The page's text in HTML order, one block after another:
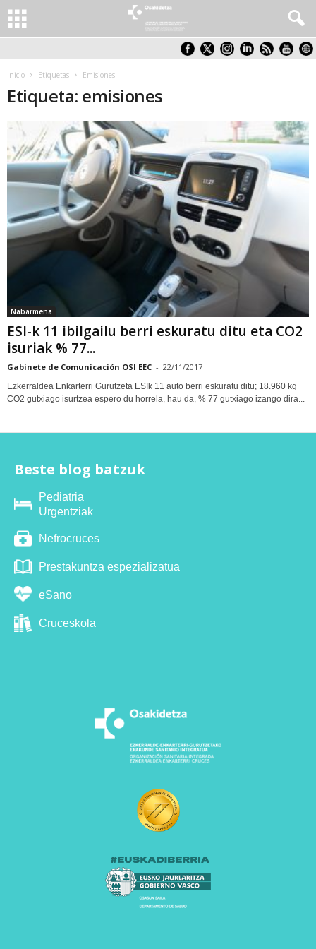
Inicio Etiquetas Emisiones
Etiqueta: emisiones
Nabarmena
ESI-k 11 ibilgailu berri eskuratu ditu eta CO2
isuriak % 77...
Gabinete de Comunicación OSI EEC - 22/11/2017
Ezkerraldea Enkarterri Gurutzeta ESIk 11 auto berri eskuratu ditu; 18.960 kg
CO2 gutxiago isurtzea espero du horrela, hau da, % 77 gutxiago izango dira...
Beste blog batzuk
Pediatria
Urgentziak
Nefrocruces
Prestakuntza espezializatua
eSano
Cruceskola